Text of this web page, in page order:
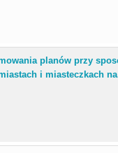
planów przy
i miasteczkach